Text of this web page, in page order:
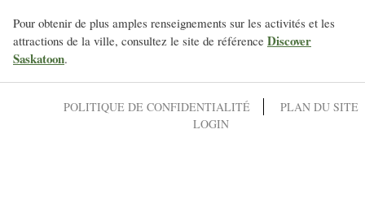
Pour obtenir de plus amples renseignements sur les activités et les
attractions de la ville, consultez le site de référence Discover
Saskatoon.
POLITIQUE DE CONFIDENTIALITÉ
PLAN DU SITE
LOGIN